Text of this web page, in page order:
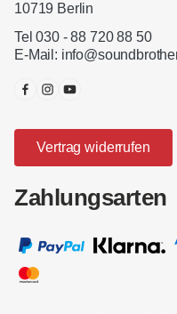
10719 Berlin
Tel 030 - 88 720 88 50
E-Mail:
Vertrag widerrufen
Zahlungsarten